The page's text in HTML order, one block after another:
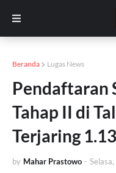
Beranda Lugas News
Pendaftaran
Tahap II di
Terjaring
by Mahar Prastowo -